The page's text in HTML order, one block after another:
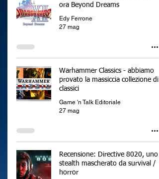
ora Beyond Dreams
Edy Ferrone
27 mag
Warhammer Classics - abbiamo
provato la massiccia collezione di
classici
Game 'n Talk Editoriale
27 mag
Recensione: Directive 8020, uno
stealth mascherato da survival /
horror